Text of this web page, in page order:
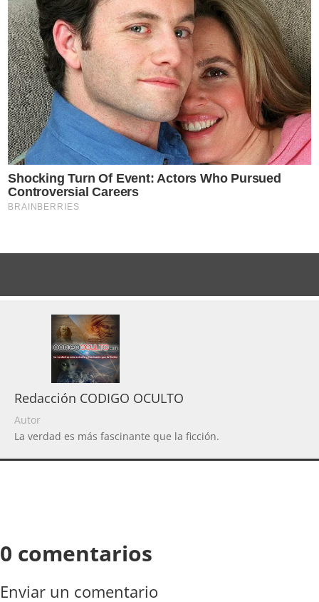
Redacción CODIGO OCULTO
Autor
La verdad es más fascinante que la ficción.
0 comentarios
Enviar un comentario